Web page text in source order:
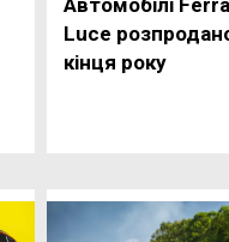
Автомобілі
Luce
кінця року